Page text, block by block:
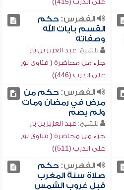
على الدرب (415))
الفهرس:حكم
القسم بآيات الله
وصفاته
للشيخ: عبد العزيز بن باز
جزء من محاضرة ( فتاوى نور
على الدرب (446))
الفهرس:حكم من
مرض في رمضان ومات
ولم يصم
للشيخ: عبد العزيز بن باز
جزء من محاضرة ( فتاوى نور
على الدرب (511))
الفهرس:حكم
صلاة سنة المغرب
قبل غروب الشمس